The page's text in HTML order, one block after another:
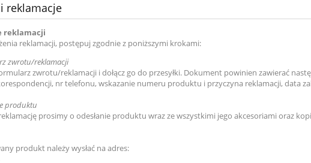
reklamacje
reklamacji
reklamacji, postępuj zgodnie z poniższymi krokami:
zwrotu/reklamacji
zwrotu/reklamacji i dołącz go do przesyłki. Dokument powinien zawierać
nr telefonu, wskazanie numeru produktu i przyczyna reklamacji, data
produktu
prosimy o odesłanie produktu wraz ze wszystkimi jego akcesoriami oraz
produkt należy wysłać na adres: